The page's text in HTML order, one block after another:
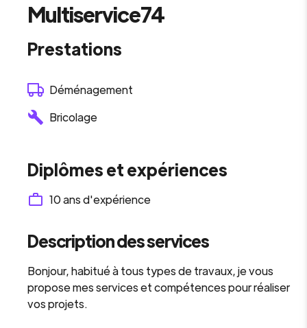
Multiservice74
Prestations
Déménagement
Bricolage
Diplômes et expériences
10ans d'expérience
Description des services
Bonjour, habitué à tous types de travaux, je vous
propose mes services et compétences pour réaliser
vos projets.